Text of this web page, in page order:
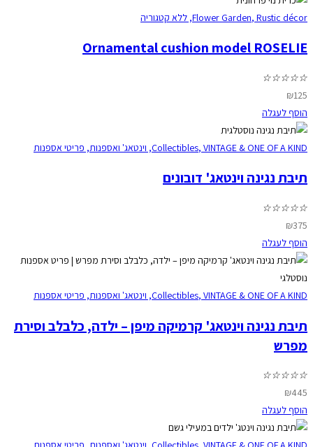
Flower Garden, Rustic décor
, ללא קטגוריה
Ornamental cushion model ROSELIE
☆
☆
☆
☆
☆
₪125
הוסף לעגלה
Collectibles, VINTAGE & ONE OF A KIND
, וינטאג' ואספנות, פריטי אספנות
תיבת נגינה וינטאג' דובונים
☆
☆
☆
☆
☆
₪375
הוסף לעגלה
Collectibles, VINTAGE & ONE OF A KIND
, וינטאג' ואספנות, פריטי אספנות
תיבת נגינה וינטאג' קרמיקה מיפן – ילדה, כלבלב וסירת
מפרש
☆
☆
☆
☆
☆
₪445
הוסף לעגלה